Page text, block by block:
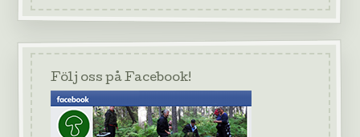
Följ oss på Facebook!